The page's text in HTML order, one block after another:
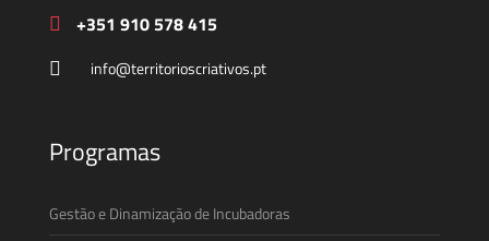
+351 910 578 415
info@territorioscriativos.pt
Programas
Gestão e Dinamização de Incubadoras